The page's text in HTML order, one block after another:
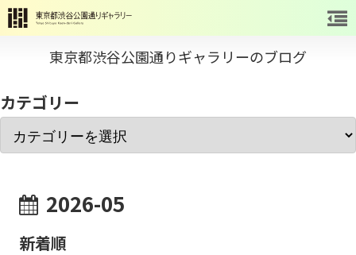
東京都渋谷公園通りギャラリーのブログ
カテゴリー
2026-05
新着順